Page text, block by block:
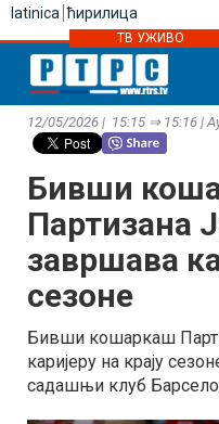
latinica ћирилица
ТВ УЖИВО
12/05/2026 | 15:15 ⇒ 15:16 |
Бивши
Партизана
завршава
сезоне
Бивши кошаркаш
каријеру на крају
садашњи клуб